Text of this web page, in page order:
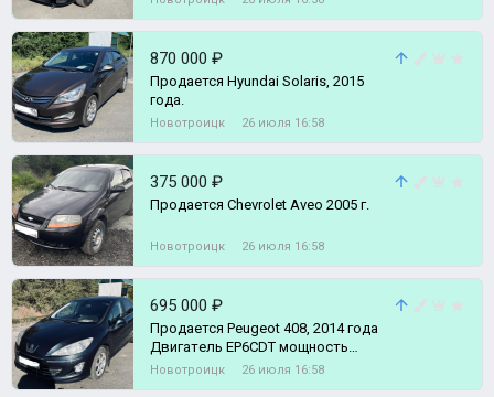
870 000 ₽
Продается Hyundai Solaris, 2015
года.
Новотроицк 26 июля 16:58
375 000 ₽
Продается Chevrolet Aveo 2005 г.
Новотроицк 26 июля 16:58
695 000 ₽
Пpoдается Реugеоt 408, 2014 года
Двигатeль ЕP6СDТ мoщность
150л.с., кoробкa aвтoмaт Aisin 6
Новотроицк 26 июля 16:58